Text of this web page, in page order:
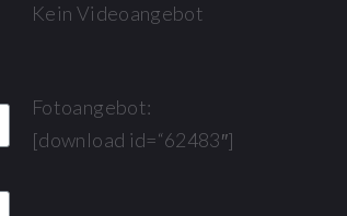
Kein Videoangebot
Fotoangebot:
[download id=“62483″]